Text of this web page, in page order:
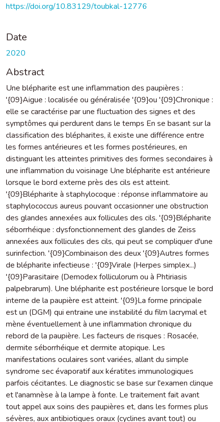
https://doi.org/10.83129/toubkal-12776
Date
2020
Abstract
Une blépharite est une inflammation des paupières :
'{09}Aigue : localisée ou généralisée '{09}ou '{09}Chronique :
elle se caractérise par une fluctuation des signes et des
symptômes qui perdurent dans le temps En se basant sur la
classification des blépharites, il existe une différence entre
les formes antérieures et les formes postérieures, en
distinguant les atteintes primitives des formes secondaires à
une inflammation du voisinage Une blépharite est antérieure
lorsque le bord externe près des cils est atteint.
'{09}Blépharite à staphylocoque : réponse inflammatoire au
staphylococcus aureus pouvant occasionner une obstruction
des glandes annexées aux follicules des cils. '{09}Blépharite
séborrhéique : dysfonctionnement des glandes de Zeiss
annexées aux follicules des cils, qui peut se compliquer d'une
surinfection. '{09}Combinaison des deux '{09}Autres formes
de blépharite infectieuse : '{09}Virale (Herpes simplex...)
'{09}Parasitaire (Demodex folliculorum ou à Phtiriasis
palpebrarum). Une blépharite est postérieure lorsque le bord
interne de la paupière est atteint. '{09}La forme principale
est un (DGM) qui entraine une instabilité du film lacrymal et
mène éventuellement à une inflammation chronique du
rebord de la paupière. Les facteurs de risques : Rosacée,
dermite séborrhéique et dermite atopique. Les
manifestations oculaires sont variées, allant du simple
syndrome sec évaporatif aux kératites immunologiques
parfois cécitantes. Le diagnostic se base sur l'examen clinque
et l'anamnèse à la lampe à fonte. Le traitement fait avant
tout appel aux soins des paupières et, dans les formes plus
sévères, aux antibiotiques oraux (cyclines avant tout) ou